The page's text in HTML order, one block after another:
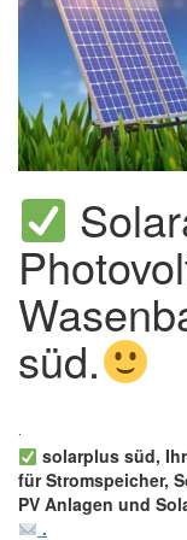
süd.
solarplus süd,
für Stromspeicher,
PV Anlagen und
.